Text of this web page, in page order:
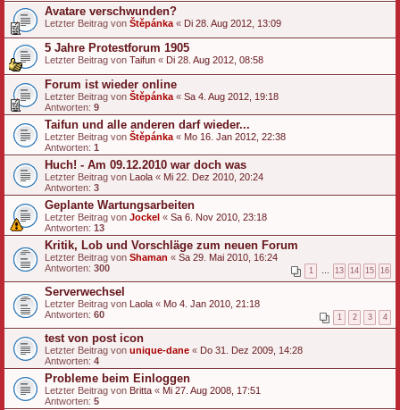
Avatare verschwunden?
Letzter Beitrag von Štěpánka « Di 28. Aug 2012, 13:09
5 Jahre Protestforum 1905
Letzter Beitrag von Taifun « Di 28. Aug 2012, 08:58
Forum ist wieder online
Letzter Beitrag von Štěpánka « Sa 4. Aug 2012, 19:18
Antworten: 9
Taifun und alle anderen darf wieder...
Letzter Beitrag von Štěpánka « Mo 16. Jan 2012, 22:38
Antworten: 1
Huch! - Am 09.12.2010 war doch was
Letzter Beitrag von Laola « Mi 22. Dez 2010, 20:24
Antworten: 3
Geplante Wartungsarbeiten
Letzter Beitrag von Jockel « Sa 6. Nov 2010, 23:18
Antworten: 13
Kritik, Lob und Vorschläge zum neuen Forum
Letzter Beitrag von Shaman « Sa 29. Mai 2010, 16:24
Antworten: 300 1 13 14 15 16
Serverwechsel
Letzter Beitrag von Laola « Mo 4. Jan 2010, 21:18
Antworten: 60 1 2 3 4
test von post icon
Letzter Beitrag von unique-dane « Do 31. Dez 2009, 14:28
Antworten: 4
Probleme beim Einloggen
Letzter Beitrag von Britta « Mi 27. Aug 2008, 17:51
Antworten: 5